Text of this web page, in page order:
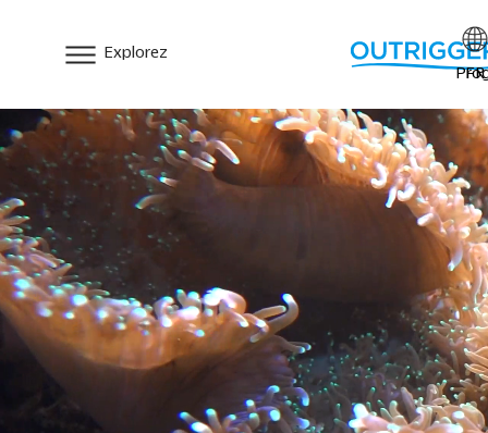
Explorez
FR